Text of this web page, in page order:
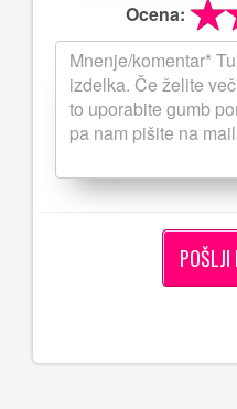
Ocena: